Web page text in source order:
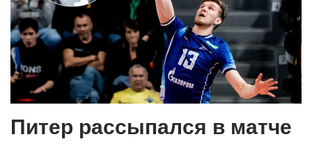
Питер рассыпался в матче